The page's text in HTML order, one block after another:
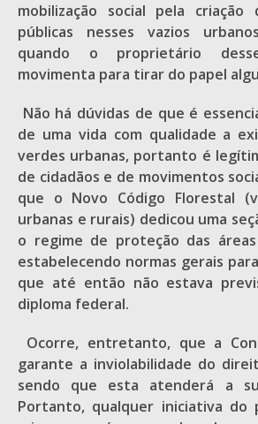
mobilização social pela criação
públicas nesses vazios
quando o proprietário
movimenta para tirar do papel
Não há dúvidas de que é
de uma vida com qualidade a
verdes urbanas, portanto é
de cidadãos e de movimentos
que o Novo Código Florestal
urbanas e rurais) dedicou uma
o regime de proteção das
estabelecendo normas gerais
que até então não estava
diploma federal.
Ocorre, entretanto, que a
garante a inviolabilidade do
sendo que esta atenderá a
Portanto, qualquer iniciativa do